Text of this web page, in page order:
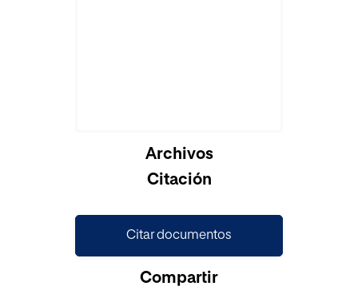
Cargando...
Archivos
Citación
Citar documentos
Compartir